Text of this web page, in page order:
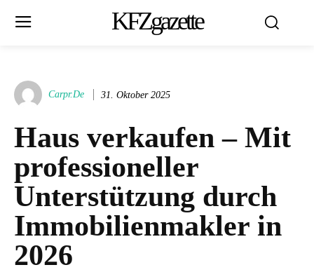
KFZgazette
Carpr.de 31. Oktober 2025
Haus verkaufen – Mit
professioneller
Unterstützung durch
Immobilienmakler in
2026